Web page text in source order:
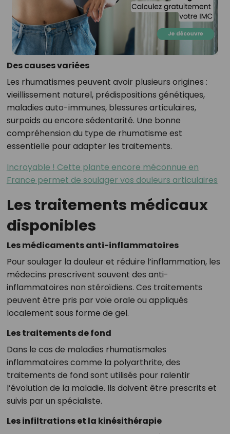
Des causes variées
Les rhumatismes peuvent avoir plusieurs origines :
vieillissement naturel, prédispositions génétiques,
maladies auto-immunes, blessures articulaires,
surpoids ou encore sédentarité. Une bonne
compréhension du type de rhumatisme est
essentielle pour adapter les traitements.
Incroyable ! Cette plante encore méconnue en
France permet de soulager vos douleurs articulaires
Les traitements médicaux
disponibles
Les médicaments anti-inflammatoires
Pour soulager la douleur et réduire l’inflammation, les
médecins prescrivent souvent des anti-
inflammatoires non stéroïdiens. Ces traitements
peuvent être pris par voie orale ou appliqués
localement sous forme de gel.
Les traitements de fond
Dans le cas de maladies rhumatismales
inflammatoires comme la polyarthrite, des
traitements de fond sont utilisés pour ralentir
l’évolution de la maladie. Ils doivent être prescrits et
suivis par un spécialiste.
Les infiltrations et la kinésithérapie